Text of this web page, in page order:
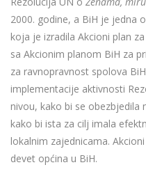
2000. godine, a BiH je jedna
koja je izradila Akcioni plan
sa Akcionim planom BiH za
za ravnopravnost spolova
implementacije aktivnosti
nivou, kako bi se
kako bi ista za cilj imala
lokalnim zajednicama.
devet općina u BiH.